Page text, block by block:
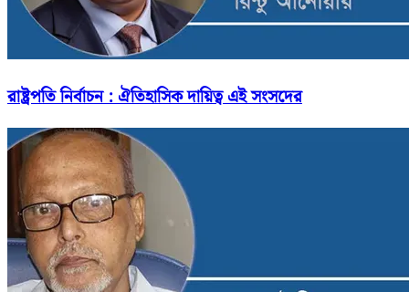
রাষ্ট্রপতি নির্বাচন : ঐতিহাসিক দায়িত্ব এই সংসদের